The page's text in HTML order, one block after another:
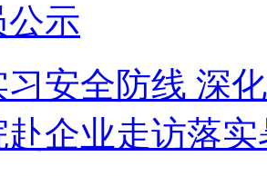
公示
习安全防线 深
企业走访落